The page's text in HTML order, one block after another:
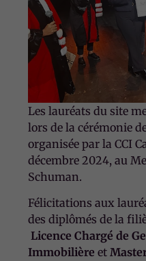
Les lauréats du site
lors de la cérémonie
organisée par la CCI
décembre 2024, au
Schuman.
Félicitations aux
des diplômés de la
Licence Chargé de
Immobilière et